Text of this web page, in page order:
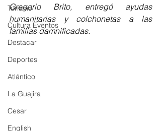
Turismo
Cultura Eventos
Destacar
Deportes
Atlántico
La Guajira
Cesar
English
Gregorio Brito, entregó ayudas
humanitarias y colchonetas a las
familias damnificadas.